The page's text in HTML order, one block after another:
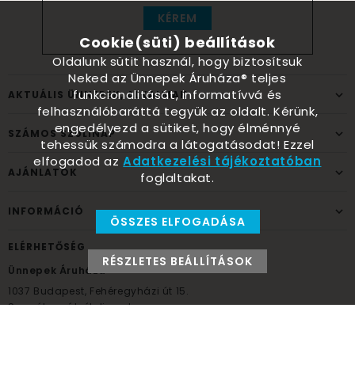
KÉREM
AKTUÁLIS ÜNNEPEK, ALKALMAK
SZÁMOS SZÜLINAP
AJÁNLATOK
INFORMÁCIÓ
ELÉRHETŐSÉG
Ünnepek Áruháza
1037 Budapest, Fehéregyházi út 15.
Személyes átvételi pont
Cookie(süti) beállítások
Oldalunk sütit használ, hogy biztosítsuk
Neked az Ünnepek Áruháza® teljes
funkcionalitását, informatívvá és
felhasználóbaráttá tegyük az oldalt. Kérünk,
engedélyezd a sütiket, hogy élménnyé
tehessük számodra a látogatásodat! Ezzel
elfogadod azAdatkezelési tájékoztatóban
foglaltakat.
ÖSSZES ELFOGADÁSA
RÉSZLETES BEÁLLÍTÁSOK